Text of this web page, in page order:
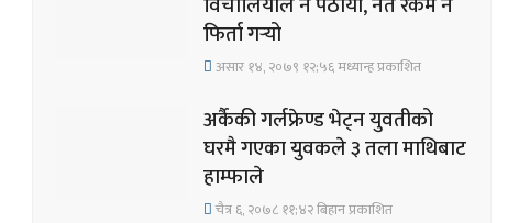
फिर्ता गर्‍यो
असार १४, २०७९ १२;५६ मध्यान्ह प्रकाशित
अर्कैकी गर्लफ्रेण्ड भेट्न युवतीको
घरमै गएका युवकले ३ तला माथिबाट
हाम्फाले
चैत्र ६, २०७८ ११;४२ बिहान प्रकाशित